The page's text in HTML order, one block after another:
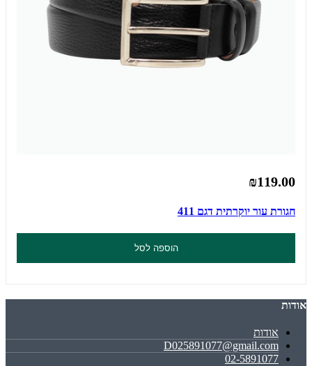
₪119.00
חגורת עור יוקרתית דגם 411
הוספה לסל
אודות
אודות
D025891077@gmail.com
02-5891077